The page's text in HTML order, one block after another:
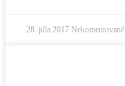
28. júla 2017 Nekomentované